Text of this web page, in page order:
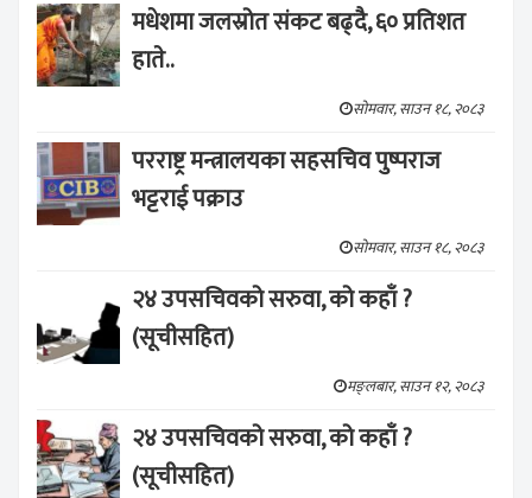
मधेशमा जलस्रोत संकट बढ्दै, ६० प्रतिशत
हाते..
सोमवार, साउन १८, २०८३
परराष्ट्र मन्त्रालयका सहसचिव पुष्पराज
भट्टराई पक्राउ
सोमवार, साउन १८, २०८३
२४ उपसचिवको सरुवा, को कहाँ ?
(सूचीसहित)
मङ्लबार, साउन १२, २०८३
२४ उपसचिवको सरुवा, को कहाँ ?
(सूचीसहित)